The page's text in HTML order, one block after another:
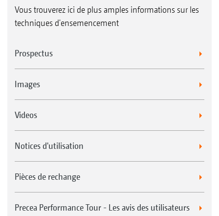
Vous trouverez ici de plus amples informations sur les
techniques d'ensemencement
Prospectus
Images
Videos
Notices d'utilisation
Pièces de rechange
Precea Performance Tour - Les avis des utilisateurs